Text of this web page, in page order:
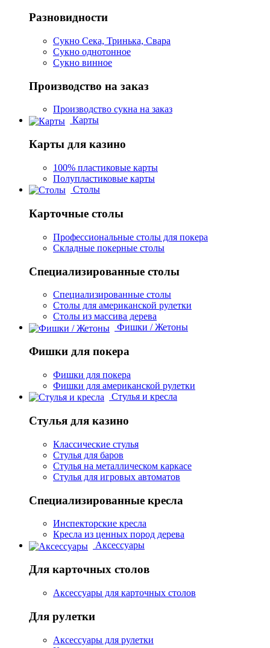
Разновидности
Сукно Сека, Тринька, Свара
Сукно однотонное
Сукно винное
Производство на заказ
Производство сукна на заказ
Карты
Карты для казино
100% пластиковые карты
Полупластиковые карты
Столы
Карточные столы
Профессиональные столы для покера
Складные покерные столы
Специализированные столы
Специализированные столы
Столы для американской рулетки
Столы из массива дерева
Фишки / Жетоны
Фишки для покера
Фишки для покера
Фишки для американской рулетки
Стулья и кресла
Стулья для казино
Классические стулья
Стулья для баров
Стулья на металлическом каркасе
Стулья для игровых автоматов
Специализированные кресла
Инспекторские кресла
Кресла из ценных пород дерева
Аксессуары
Для карточных столов
Аксессуары для карточных столов
Для рулетки
Аксессуары для рулетки